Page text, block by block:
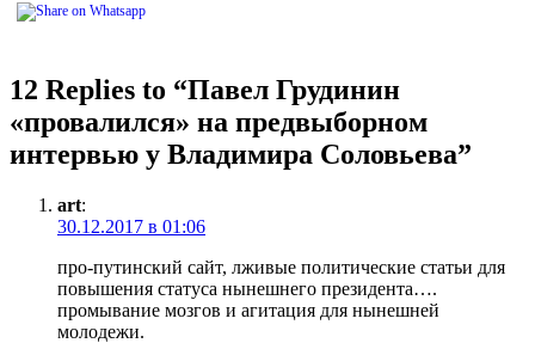
12 Replies to “Павел Грудинин
«провалился» на предвыборном
интервью у Владимира Соловьева”
art:
30.12.2017 в 01:06
про-путинский сайт, лживые политические статьи для
повышения статуса нынешнего президента….
промывание мозгов и агитация для нынешней
молодежи.